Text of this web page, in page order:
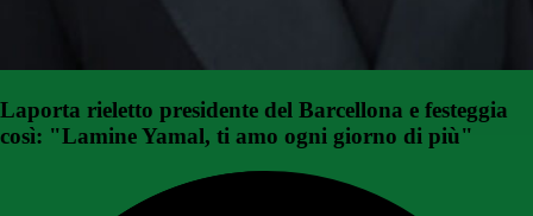
Laporta rieletto presidente del Barcellona e festeggia
così: "Lamine Yamal, ti amo ogni giorno di più"